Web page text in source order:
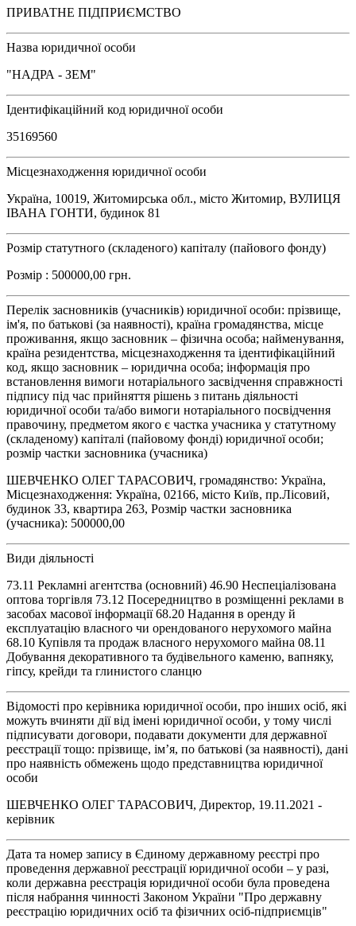
ПРИВАТНЕ ПІДПРИЄМСТВО
Назва юридичної особи
"НАДРА - ЗЕМ"
Ідентифікаційний код юридичної особи
35169560
Місцезнаходження юридичної особи
Україна, 10019, Житомирська обл., місто Житомир, ВУЛИЦЯ
ІВАНА ГОНТИ, будинок 81
Розмір статутного (складеного) капіталу (пайового фонду)
Розмір : 500000,00 грн.
Перелік засновників (учасників) юридичної особи: прізвище,
ім'я, по батькові (за наявності), країна громадянства, місце
проживання, якщо засновник – фізична особа; найменування,
країна резидентства, місцезнаходження та ідентифікаційний
код, якщо засновник – юридична особа; інформація про
встановлення вимоги нотаріального засвідчення справжності
підпису під час прийняття рішень з питань діяльності
юридичної особи та/або вимоги нотаріального посвідчення
правочину, предметом якого є частка учасника у статутному
(складеному) капіталі (пайовому фонді) юридичної особи;
розмір частки засновника (учасника)
ШЕВЧЕНКО ОЛЕГ ТАРАСОВИЧ, громадянство: Україна,
Місцезнаходження: Україна, 02166, місто Київ, пр.Лісовий,
будинок 33, квартира 263, Розмір частки засновника
(учасника): 500000,00
Види діяльності
73.11 Рекламні агентства (основний) 46.90 Неспеціалізована
оптова торгівля 73.12 Посередництво в розміщенні реклами в
засобах масової інформації 68.20 Надання в оренду й
експлуатацію власного чи орендованого нерухомого майна
68.10 Купівля та продаж власного нерухомого майна 08.11
Добування декоративного та будівельного каменю, вапняку,
гіпсу, крейди та глинистого сланцю
Відомості про керівника юридичної особи, про інших осіб, які
можуть вчиняти дії від імені юридичної особи, у тому числі
підписувати договори, подавати документи для державної
реєстрації тощо: прізвище, ім’я, по батькові (за наявності), дані
про наявність обмежень щодо представництва юридичної
особи
ШЕВЧЕНКО ОЛЕГ ТАРАСОВИЧ, Директор, 19.11.2021 -
керівник
Дата та номер запису в Єдиному державному реєстрі про
проведення державної реєстрації юридичної особи – у разі,
коли державна реєстрація юридичної особи була проведена
після набрання чинності Законом України "Про державну
реєстрацію юридичних осіб та фізичних осіб-підприємців"